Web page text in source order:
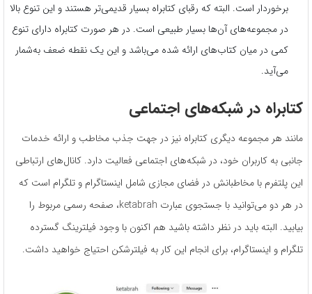
برخوردار است. البته که رقبای کتابراه بسیار قدیمی‌تر هستند و این تنوع بالا
در مجموعه‌های آن‌ها بسیار طبیعی است. در هر صورت کتابراه دارای تنوع
کمی در میان کتاب‌های ارائه شده می‌باشد و این یک نقطه ضعف به‌شمار
می‌آید.
کتابراه در شبکه‌های اجتماعی
مانند هر مجموعه دیگری کتابراه نیز در جهت جذب مخاطب و ارائه خدمات
جانبی به کاربران خود، در شبکه‌های اجتماعی فعالیت دارد. کانال‌های ارتباطی
این پلتفرم با مخاطبانش در فضای مجازی شامل اینستاگرام و تلگرام است که
در هر دو می‌توانید با جستجوی عبارت ketabrah، صفحه رسمی مربوط را
بیابید. البته باید در نظر داشته باشید هم اکنون با وجود فیلترینگ گسترده
تلگرام و اینستاگرام، برای انجام این کار به فیلترشکن احتیاج خواهید داشت.